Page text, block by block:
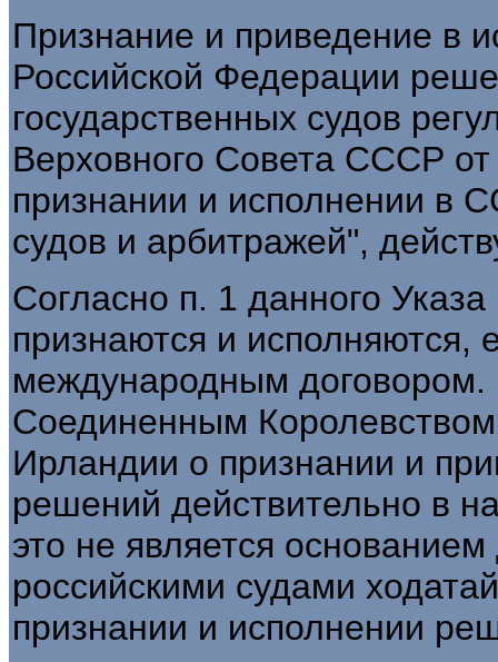
Признание и приведение в
Российской Федерации
государственных судов
Верховного Совета СССР
признании и исполнении в
судов и арбитражей",
Согласно п. 1 данного
признаются и исполняются,
международным
Соединенным
Ирландии о признании и
решений действительно в
это не является
российскими судами
признании и исполнении